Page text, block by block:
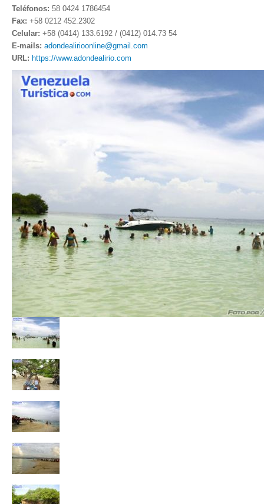
Teléfonos: 58 0424 1786454
Fax: +58 0212 452.2302
Celular: +58 (0414) 133.6192 / (0412) 014.73 54
E-mails: adondealirioonline@gmail.com
URL: https://www.adondealirio.com